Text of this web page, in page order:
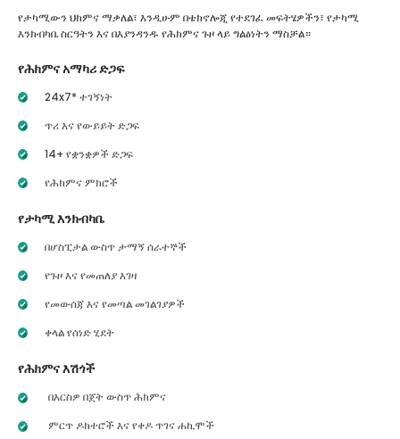
የታካሚውን ህክምና ማቃለል፣ እንዲሁም በቴክኖሎጂ የተደገፈ መፍትሄዎችን፣ የታካሚ
እንክብካቤ ስርዓትን እና በእያንዳንዱ የሕክምና ጉዞ ላይ ግልፅነትን ማስቻል።
የሕክምና አማካሪ ድጋፍ
24x7* ተገኝነት
ጥሪ እና የውይይት ድጋፍ
14+ የቋንቋዎች ድጋፍ
የሕክምና ምክሮች
የታካሚ እንክብካቤ
በሆስፒታል ውስጥ ታማኝ ሰራተኞች
የጉዞ እና የመጠለያ እገዛ
የመውሰጃ እና የመጣል መገልገያዎች
ቀላል የሰነድ ሂደት
የሕክምና እሽጎች
በእርስዎ በጀት ውስጥ ሕክምና
ምርጥ ዶክተሮች እና የቀዶ ጥገና ሐኪሞች